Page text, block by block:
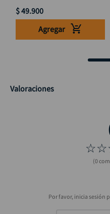
$49.900
Agregar
Valoraciones
☆☆
(0